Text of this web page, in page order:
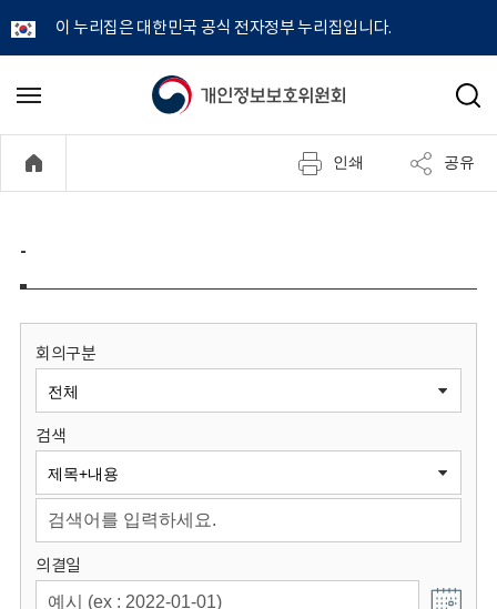
이 누리집은 대한민국 공식 전자정부 누리집입니다.
개
정
보
원
회
메
기
검
인쇄 공유
-
회의구분
검색
의결일